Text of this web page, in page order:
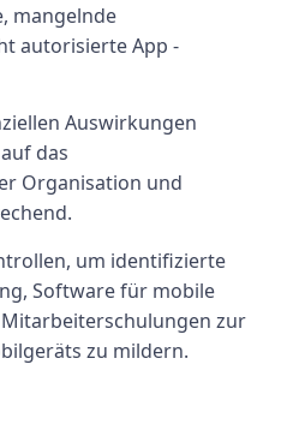
mangelnde
autorisierte App -
Auswirkungen
das
Organisation und
um identifizierte
Software für mobile
zur
zu mildern.